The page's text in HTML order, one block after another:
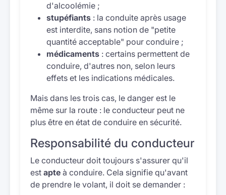
d'alcoolémie ;
stupéfiants : la conduite après usage
est interdite, sans notion de "petite
quantité acceptable" pour conduire ;
médicaments : certains permettent de
conduire, d'autres non, selon leurs
effets et les indications médicales.
Mais dans les trois cas, le danger est le
même sur la route : le conducteur peut ne
plus être en état de conduire en sécurité.
Responsabilité du conducteur
Le conducteur doit toujours s'assurer qu'il
est apte à conduire. Cela signifie qu'avant
de prendre le volant, il doit se demander :